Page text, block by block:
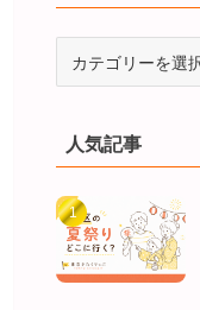
ー人気記事